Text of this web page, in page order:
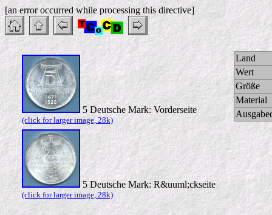
[an error occurred while processing this directive]
5 Deutsche Mark: Vorderseite
(click for larger image, 28k)
5 Deutsche Mark: R&uuml;ckseite
(click for larger image, 28k)
Land
Wert
Größe
Material